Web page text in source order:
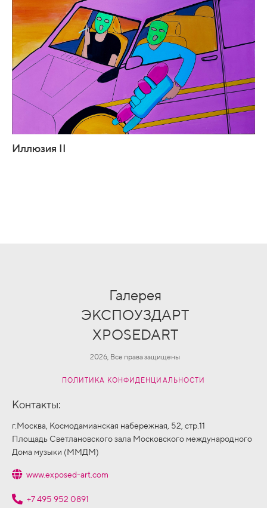
Иллюзия II
Галерея
ЭКСПОУЗДАРТ
XPOSEDART
2026, Все права защищены
ПОЛИТИКА КОНФИДЕНЦИАЛЬНОСТИ
Контакты:
г.Москва, Космодамианская набережная, 52, стр.11
Площадь Светлановского зала Московского международного
Дома музыки (ММДМ)
www.exposed-art.com
+7 495 952 0891